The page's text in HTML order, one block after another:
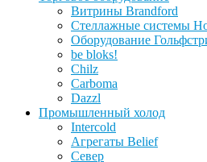
Витрины Brandford
Стеллажные системы
Оборудование
be bloks!
Chilz
Carboma
Dazzl
Промышленный холод
Intercold
Агрегаты Belief
Север